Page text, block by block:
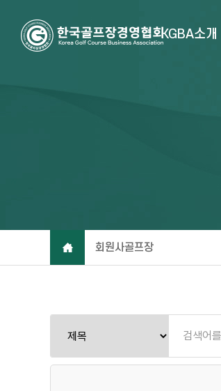
KGBA소개
회원사골프장